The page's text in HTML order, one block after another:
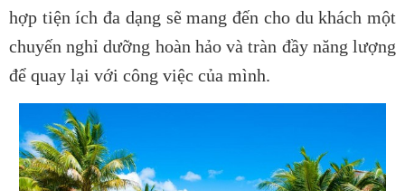
hợp tiện ích đa dạng sẽ mang đến cho du khách một
chuyến nghỉ dưỡng hoàn hảo và tràn đầy năng lượng
để quay lại với công việc của mình.